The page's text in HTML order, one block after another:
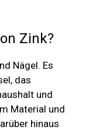
Zink?
Nägel. Es
das
und
Material und
hinaus